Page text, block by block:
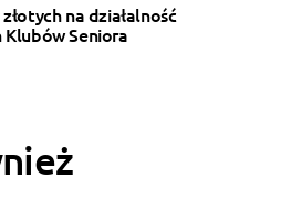
na działalność
Klubów Seniora